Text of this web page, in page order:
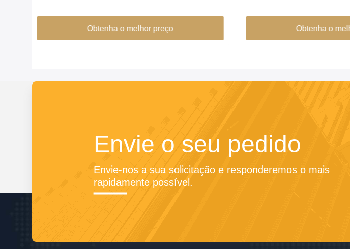
Obtenha o melhor preço Obtenha o
Envie o seu pedido
Envie-nos a sua solicitação e responderemos o mais
rapidamente possível.